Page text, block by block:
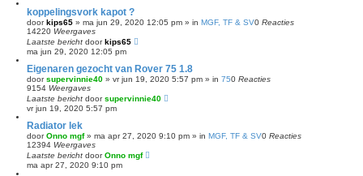
koppelingsvork kapot ?
doorkips65 » ma jun 29, 2020 12:05 pm » in MGF, TF & SV0 Reacties
14220 Weergaves
Laatste bericht doorkips65
ma jun 29, 2020 12:05 pm
Eigenaren gezocht van Rover 75 1.8
doorsupervinnie40 » vr jun 19, 2020 5:57 pm » in 750 Reacties
9154 Weergaves
Laatste bericht doorsupervinnie40
vr jun 19, 2020 5:57 pm
Radiator lek
doorOnno mgf» ma apr 27, 2020 9:10 pm » in MGF, TF & SV0 Reacties
12394 Weergaves
Laatste bericht doorOnno mgf
ma apr 27, 2020 9:10 pm